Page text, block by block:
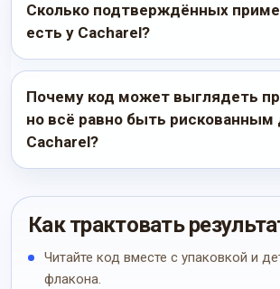
Сколько подтверждённых
есть у Cacharel?
Почему код может выглядеть
но всё равно быть рискованным
Cacharel?
Как трактовать
Читайте код вместе с упаковкой и
флакона.